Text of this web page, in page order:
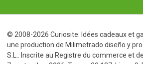
© 2008-2026 Curiosite. Idées cadeaux et
une production de Milimetrado diseño y
S.L.. Inscrite au Registre du commerce et